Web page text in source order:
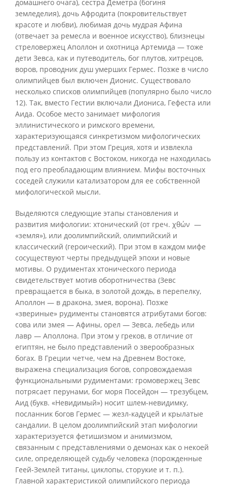
домашнего очага), сестра Деметра (богиня
земледелия), дочь Афродита (покровительствует
красоте и любви), любимая дочь мудрая Афина
(отвечает за ремесла и военное искусство), близнецы
стреловержец Аполлон и охотница Артемида — тоже
дети Зевса, как и путеводитель, бог плутов, хитрецов,
воров, проводник душ умерших Гермес. Позже в число
олимпийцев был включен Дионис. Существовало
несколько списков олимпийцев (популярно было число
12). Так, вместо Гестии включали Диониса, Гефеста или
Аида. Особое место занимает мифология
эллинистического и римского времени,
характеризующаяся синкретизмом мифологических
представлений. При этом Греция, хотя и извлекла
пользу из контактов с Востоком, никогда не находилась
под его преобладающим влиянием. Мифы восточных
соседей служили катализатором для ее собственной
мифологической мысли.
Выделяются следующие этапы становления и
развития мифологии: хтонический (от греч. χθών —
«земля»), или доолимпийский, олимпийский и
классический (героический). При этом в каждом мифе
сосуществуют черты предыдущей эпохи и новые
мотивы. О рудиментах хтонического периода
свидетельствует мотив оборотничества (Зевс
превращается в быка, в золотой дождь, в перепелку,
Аполлон — в дракона, змея, ворона). Позже
«звериные» рудименты становятся атрибутами богов:
сова или змея — Афины, орел — Зевса, лебедь или
лавр — Аполлона. При этом у греков, в отличие от
египтян, не было представлений о зверообразных
богах. В Греции четче, чем на Древнем Востоке,
выражена специализация богов, сопровождаемая
функциональными рудиментами: громовержец Зевс
потрясает перунами, бог моря Посейдон — трезубцем,
Аид (букв. «Невидимый») носит шлем-невидимку,
посланник богов Гермес — жезл-кадуцей и крылатые
сандалии. В целом доолимпийский этап мифологии
характеризуется фетишизмом и анимизмом,
связанным с представлениями о демонах как о некоей
силе, определяющей судьбу человека (порожденные
Геей-Землей титаны, циклопы, сторукие и т. п.).
Главной характеристикой олимпийского периода